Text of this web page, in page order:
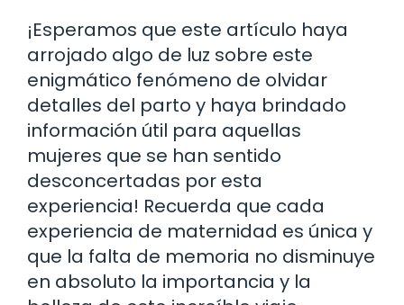
¡Esperamos que este artículo haya
arrojado algo de luz sobre este
enigmático fenómeno de olvidar
detalles del parto y haya brindado
información útil para aquellas
mujeres que se han sentido
desconcertadas por esta
experiencia! Recuerda que cada
experiencia de maternidad es única y
que la falta de memoria no disminuye
en absoluto la importancia y la